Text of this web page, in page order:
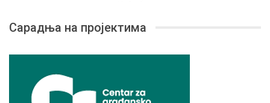
Сарадња на пројектима